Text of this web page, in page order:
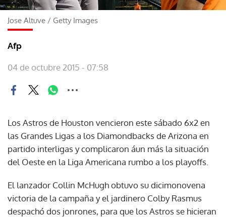
Jose Altuve / Getty Images
Afp
04 de octubre 2015 - 07:58
Los Astros de Houston vencieron este sábado 6x2 en
las Grandes Ligas a los Diamondbacks de Arizona en
partido interligas y complicaron áun más la situación
del Oeste en la Liga Americana rumbo a los playoffs.
El lanzador Collin McHugh obtuvo su dicimonovena
victoria de la campaña y el jardinero Colby Rasmus
despachó dos jonrones, para que los Astros se hicieran